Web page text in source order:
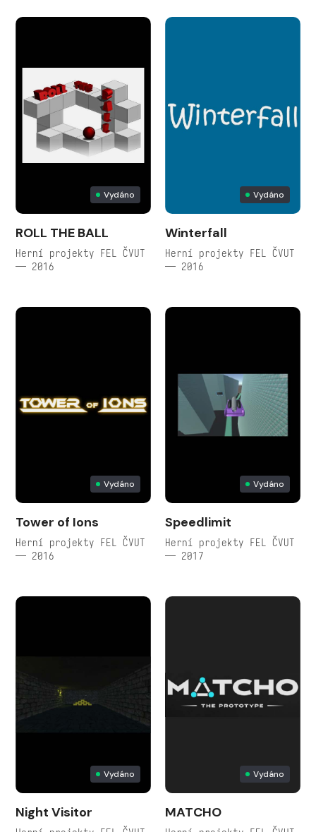
Vydáno
ROLL THE BALL
Herní projekty FEL ČVUT
— 2016
Vydáno
Winterfall
Herní projekty FEL ČVUT
— 2016
Vydáno
Tower of Ions
Herní projekty FEL ČVUT
— 2016
Vydáno
Speedlimit
Herní projekty FEL ČVUT
— 2017
Vydáno
Night Visitor
Vydáno
MATCHO